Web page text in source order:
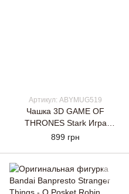
Артикул: ABYMUG519
Чашка 3D GAME OF
THRONES Stark Игра
Престолов
899 грн